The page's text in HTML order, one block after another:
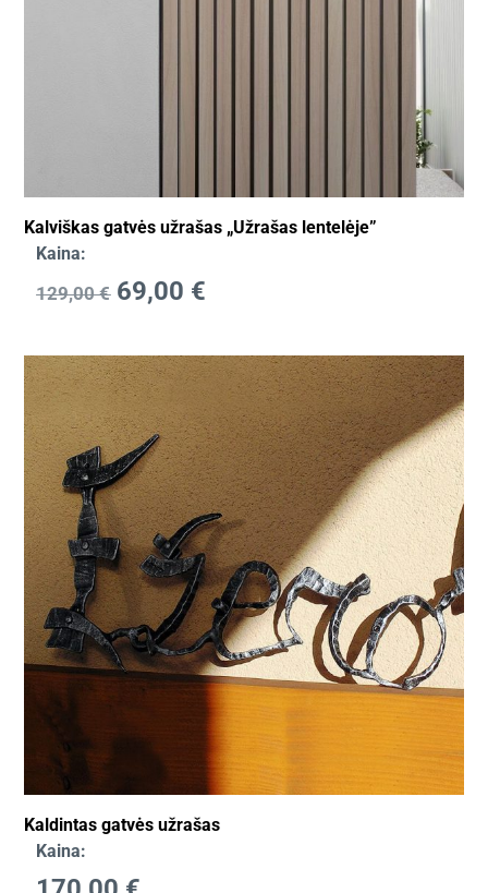
Kalviškas gatvės užrašas „Užrašas lentelėje”
Kaina:
129,00€ 69,00 €
Kaldintas gatvės užrašas
Kaina: